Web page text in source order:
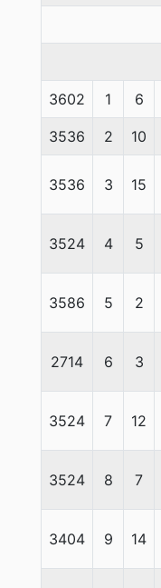
3602 1 6
3536 2 10
3536 3 15
3524 4 5
3586 5 2
2714 6 3
3524 7 12
3524 8 7
3404 9 14